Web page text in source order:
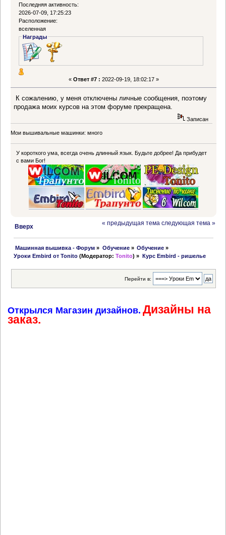
Последняя активность:
2026-07-09, 17:25:23
Расположение:
вселенная
Награды
« Ответ #7 : 2022-09-19, 18:02:17 »
К сожалению, у меня отключены личные сообщения, поэтому
продажа моих курсов на этом форуме прекращена.
Записан
Мои вышивальные машинки: много
У короткого ума, всегда очень длинный язык. Будьте добрее! Да прибудет
с вами Бог!
Вверх
« предыдущая тема следующая тема »
Машинная вышивка - Форум » Обучение» Обучение »
Уроки Embird от Tonito (Модератор:Tonito) » Курс Embird - ришелье
Перейти в:
Открылся Магазин дизайнов. Дизайны на
заказ.